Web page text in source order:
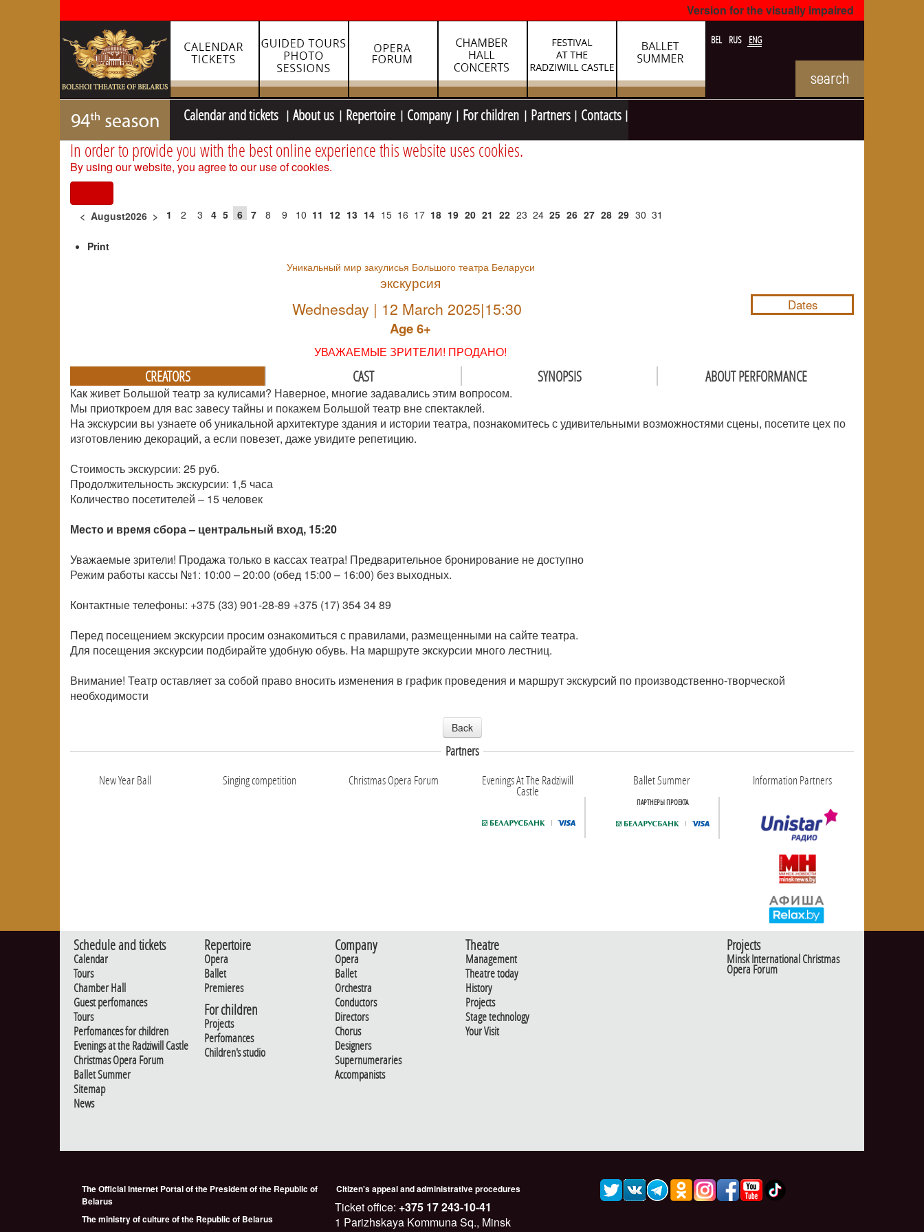
Version for the visually impaired
BEL RUS ENG
Calendar and tickets About us Repertoire Company For children Partners Contacts
In order to provide you with the best online experience this website uses cookies.
By using our website, you agree to our use of cookies.
< August2026 > 1 2 3 4 5 6 7 8 9 10 11 12 13 14 15 16 17 18 19 20 21 22 23 24 25 26 27 28 29 30 31
Print
Уникальный мир закулисья Большого театра Беларуси
экскурсия
Wednesday | 12 March 2025|15:30
Age 6+
УВАЖАЕМЫЕ ЗРИТЕЛИ! ПРОДАНО!
Dates
CREATORS CAST SYNOPSIS ABOUT PERFORMANCE
Как живет Большой театр за кулисами? Наверное, многие задавались этим вопросом.
Мы приоткроем для вас завесу тайны и покажем Большой театр вне спектаклей.
На экскурсии вы узнаете об уникальной архитектуре здания и истории театра, познакомитесь с удивительными возможностями сцены, посетите цех по
изготовлению декораций, а если повезет, даже увидите репетицию.
Стоимость экскурсии: 25 руб.
Продолжительность экскурсии: 1,5 часа
Количество посетителей – 15 человек
Место и время сбора – центральный вход, 15:20
Уважаемые зрители! Продажа только в кассах театра! Предварительное бронирование не доступно
Режим работы кассы №1: 10:00 – 20:00 (обед 15:00 – 16:00) без выходных.
Контактные телефоны: +375 (33) 901-28-89 +375 (17) 354 34 89
Перед посещением экскурсии просим ознакомиться с правилами, размещенными на сайте театра.
Для посещения экскурсии подбирайте удобную обувь. На маршруте экскурсии много лестниц.
Внимание! Театр оставляет за собой право вносить изменения в график проведения и маршрут экскурсий по производственно-творческой
необходимости
Back
Partners
New Year Ball
Singing competition Christmas Opera Forum Evenings At The Radziwill
Castle
Ballet Summer
ПАРТНЕРЫ ПРОЕКТА
Information Partners
Schedule and tickets
Calendar
Tours
Chamber Hall
Guest perfomances
Tours
Perfomances for children
Evenings at the Radziwill Castle
Christmas Opera Forum
Ballet Summer
Sitemap
News
Repertoire
Opera
Ballet
Premieres
For children
Projects
Perfomances
Children's studio
Company
Opera
Ballet
Orchestra
Conductors
Directors
Chorus
Designers
Supernumeraries
Accompanists
Theatre
Management
Theatre today
History
Projects
Stage technology
Your Visit
Projects
Minsk International Christmas
Opera Forum
The Official Internet Portal of the President of the Republic of
Belarus
The ministry of culture of the Republic of Belarus
Citizen's appeal and administrative procedures
Ticket office: +375 17 243-10-41
1 Parizhskaya Kommuna Sq., Minsk